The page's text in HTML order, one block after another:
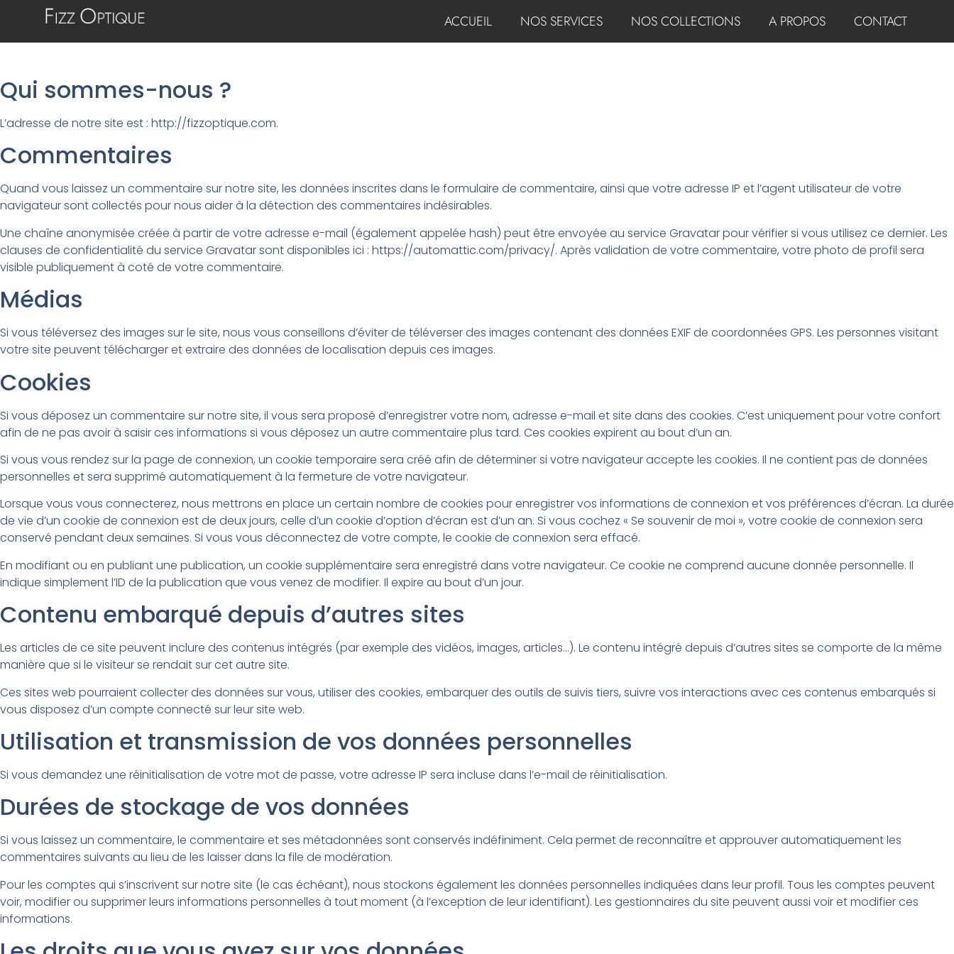
ACCUEIL NOS SERVICES NOS COLLECTIONS A PROPOS CONTACT
Qui sommes-nous ?
L’adresse de notre site est : http://fizzoptique.com.
Commentaires
Quand vous laissez un commentaire sur notre site, les données inscrites dans le formulaire de commentaire, ainsi que votre adresse IP et l’agent utilisateur de votre
navigateur sont collectés pour nous aider à la détection des commentaires indésirables.
Une chaîne anonymisée créée à partir de votre adresse e-mail (également appelée hash) peut être envoyée au service Gravatar pour vérifier si vous utilisez ce dernier. Les
clauses de confidentialité du service Gravatar sont disponibles ici : https://automattic.com/privacy/. Après validation de votre commentaire, votre photo de profil sera
visible publiquement à coté de votre commentaire.
Médias
Si vous téléversez des images sur le site, nous vous conseillons d’éviter de téléverser des images contenant des données EXIF de coordonnées GPS. Les personnes visitant
votre site peuvent télécharger et extraire des données de localisation depuis ces images.
Cookies
Si vous déposez un commentaire sur notre site, il vous sera proposé d’enregistrer votre nom, adresse e-mail et site dans des cookies. C’est uniquement pour votre confort
afin de ne pas avoir à saisir ces informations si vous déposez un autre commentaire plus tard. Ces cookies expirent au bout d’un an.
Si vous vous rendez sur la page de connexion, un cookie temporaire sera créé afin de déterminer si votre navigateur accepte les cookies. Il ne contient pas de données
personnelles et sera supprimé automatiquement à la fermeture de votre navigateur.
Lorsque vous vous connecterez, nous mettrons en place un certain nombre de cookies pour enregistrer vos informations de connexion et vos préférences d’écran. La durée
de vie d’un cookie de connexion est de deux jours, celle d’un cookie d’option d’écran est d’un an. Si vous cochez « Se souvenir de moi », votre cookie de connexion sera
conservé pendant deux semaines. Si vous vous déconnectez de votre compte, le cookie de connexion sera effacé.
En modifiant ou en publiant une publication, un cookie supplémentaire sera enregistré dans votre navigateur. Ce cookie ne comprend aucune donnée personnelle. Il
indique simplement l’ID de la publication que vous venez de modifier. Il expire au bout d’un jour.
Contenu embarqué depuis d’autres sites
Les articles de ce site peuvent inclure des contenus intégrés (par exemple des vidéos, images, articles…). Le contenu intégré depuis d’autres sites se comporte de la même
manière que si le visiteur se rendait sur cet autre site.
Ces sites web pourraient collecter des données sur vous, utiliser des cookies, embarquer des outils de suivis tiers, suivre vos interactions avec ces contenus embarqués si
vous disposez d’un compte connecté sur leur site web.
Utilisation et transmission de vos données personnelles
Si vous demandez une réinitialisation de votre mot de passe, votre adresse IP sera incluse dans l’e-mail de réinitialisation.
Durées de stockage de vos données
Si vous laissez un commentaire, le commentaire et ses métadonnées sont conservés indéfiniment. Cela permet de reconnaître et approuver automatiquement les
commentaires suivants au lieu de les laisser dans la file de modération.
Pour les comptes qui s’inscrivent sur notre site (le cas échéant), nous stockons également les données personnelles indiquées dans leur profil. Tous les comptes peuvent
voir, modifier ou supprimer leurs informations personnelles à tout moment (à l’exception de leur identifiant). Les gestionnaires du site peuvent aussi voir et modifier ces
informations.